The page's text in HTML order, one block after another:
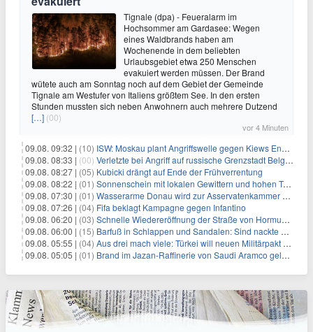
Tignale (dpa) - Feueralarm im
Hochsommer am Gardasee: Wegen
eines Waldbrands haben am
Wochenende in dem beliebten
Urlaubsgebiet etwa 250 Menschen
evakuiert werden müssen. Der Brand
wütete auch am Sonntag noch auf dem Gebiet der Gemeinde
Tignale am Westufer von Italiens größtem See. In den ersten
Stunden mussten sich neben Anwohnern auch mehrere Dutzend
[…] (00)
vor 4 Minuten
09.08. 09:32 | (10) ISW: Moskau plant Angriffswelle gegen Kiews Energieinfrastruktur
09.08. 08:33 | (00) Verletzte bei Angriff auf russische Grenzstadt Belgorod
09.08. 08:27 | (05) Kubicki drängt auf Ende der Frühverrentung
09.08. 08:22 | (01) Sonnenschein mit lokalen Gewittern und hohen Temperaturen
09.08. 07:30 | (01) Wasserarme Donau wird zur Asservatenkammer der Geschichte
09.08. 07:26 | (04) Fifa beklagt Kampagne gegen Infantino
09.08. 06:20 | (03) Schnelle Wiedereröffnung der Straße von Hormus ungewiss
09.08. 06:00 | (15) Barfuß in Schlappen und Sandalen: Sind nackte Füße eklig?
09.08. 05:55 | (04) Aus drei mach viele: Türkei will neuen Militärpakt erweitern
09.08. 05:05 | (01) Brand im Jazan-Raffinerie von Saudi Aramco gelöscht: Auswirkungen auf die Energiemärkte